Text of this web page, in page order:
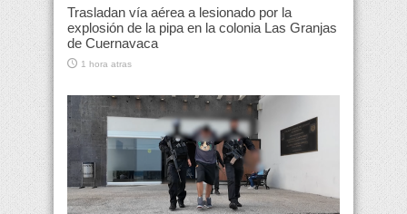
Trasladan vía aérea a lesionado por la
explosión de la pipa en la colonia Las Granjas
de Cuernavaca
1 hora atras